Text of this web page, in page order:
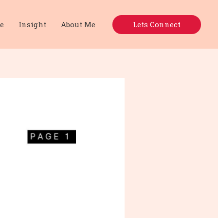
Insight About Me Lets Connect